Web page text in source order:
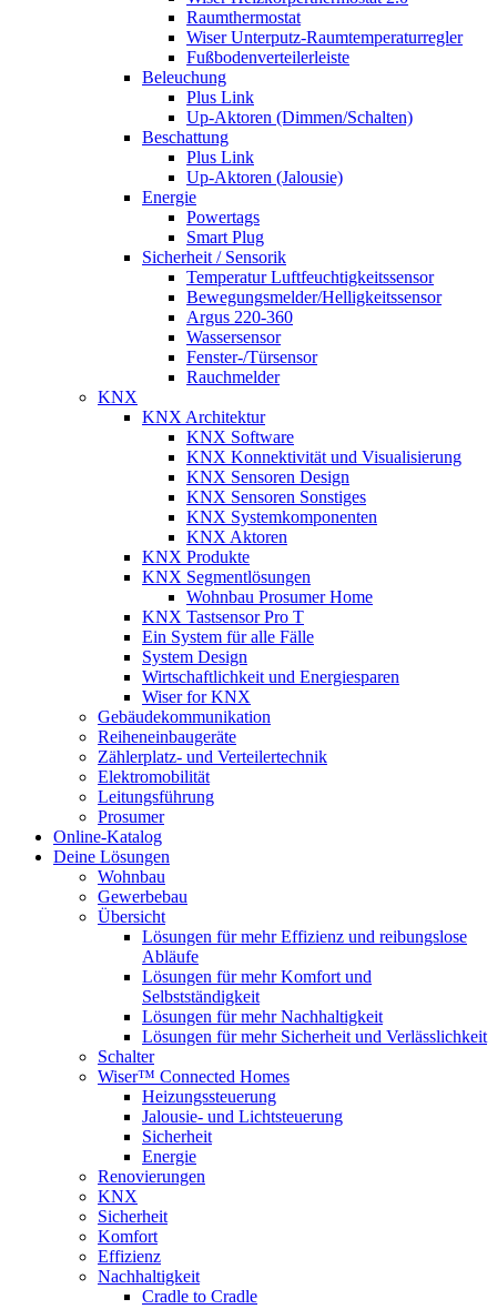
Raumthermostat
Wiser Unterputz-Raumtemperaturregler
Fußbodenverteilerleiste
Beleuchung
Plus Link
Up-Aktoren (Dimmen/Schalten)
Beschattung
Plus Link
Up-Aktoren (Jalousie)
Energie
Powertags
Smart Plug
Sicherheit / Sensorik
Temperatur Luftfeuchtigkeitssensor
Bewegungsmelder/Helligkeitssensor
Argus 220-360
Wassersensor
Fenster-/Türsensor
Rauchmelder
KNX
KNX Architektur
KNX Software
KNX Konnektivität und Visualisierung
KNX Sensoren Design
KNX Sensoren Sonstiges
KNX Systemkomponenten
KNX Aktoren
KNX Produkte
KNX Segmentlösungen
Wohnbau Prosumer Home
KNX Tastsensor Pro T
Ein System für alle Fälle
System Design
Wirtschaftlichkeit und Energiesparen
Wiser for KNX
Gebäudekommunikation
Reiheneinbaugeräte
Zählerplatz- und Verteilertechnik
Elektromobilität
Leitungsführung
Prosumer
Online-Katalog
Deine Lösungen
Wohnbau
Gewerbebau
Übersicht
Lösungen für mehr Effizienz und reibungslose
Abläufe
Lösungen für mehr Komfort und
Selbstständigkeit
Lösungen für mehr Nachhaltigkeit
Lösungen für mehr Sicherheit und Verlässlichkeit
Schalter
Wiser™ Connected Homes
Heizungssteuerung
Jalousie- und Lichtsteuerung
Sicherheit
Energie
Renovierungen
KNX
Sicherheit
Komfort
Effizienz
Nachhaltigkeit
Cradle to Cradle